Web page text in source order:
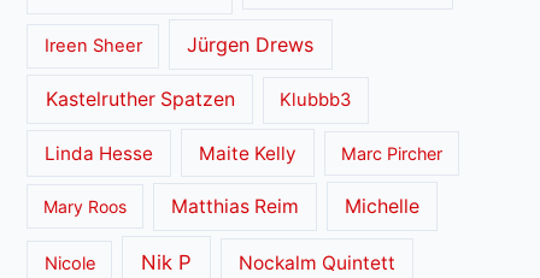
Ireen Sheer Jürgen Drews
Kastelruther Spatzen Klubbb3
Linda Hesse Maite Kelly Marc Pircher
Mary Roos Matthias Reim Michelle
Nicole Nik P Nockalm Quintett